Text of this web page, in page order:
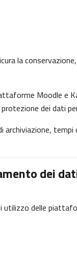
la
Moodle e
dei dati
archiviazione,
dei
delle